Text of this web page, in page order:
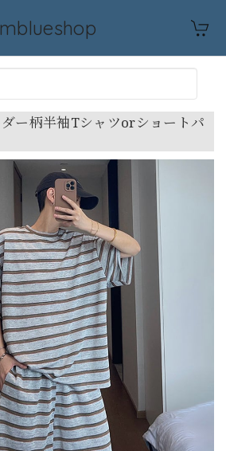
mblueshop
ー柄半袖Tシャツorショートパ